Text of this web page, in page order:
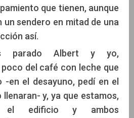
que tienen, aunque
un sendero en mitad de una
así.
parado Albert y yo,
del café con leche que
en el desayuno, pedí en el
llenaran- y, ya que estamos,
el edificio y ambos